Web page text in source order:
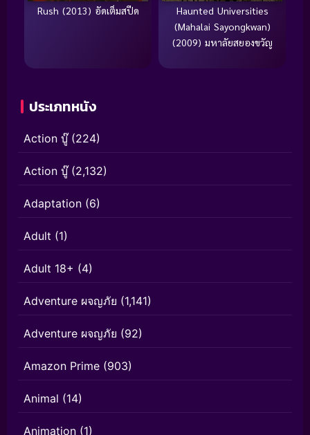
Rush (2013) อัดเต็มสปีด
Haunted Universities
(Mahalai Sayongkwan)
(2009) มหาลัยสยองขวัญ
ประเภทหนัง
Action บู๊(224)
Action บู๊(2,132)
Adaptation (6)
Adult (1)
Adult 18+ (4)
Adventure ผจญภัย (1,141)
Adventure ผจญภัย (92)
Amazon Prime (903)
Animal (14)
Animation (1)